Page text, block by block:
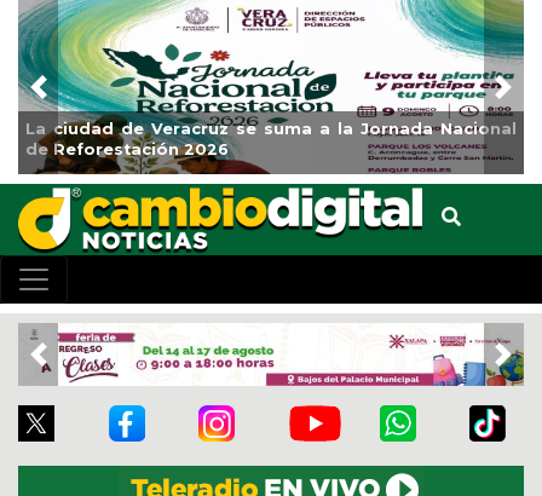
Nacional
Impulsa Gobierno Municipal Expo Venta
Clases
Previous
Previous